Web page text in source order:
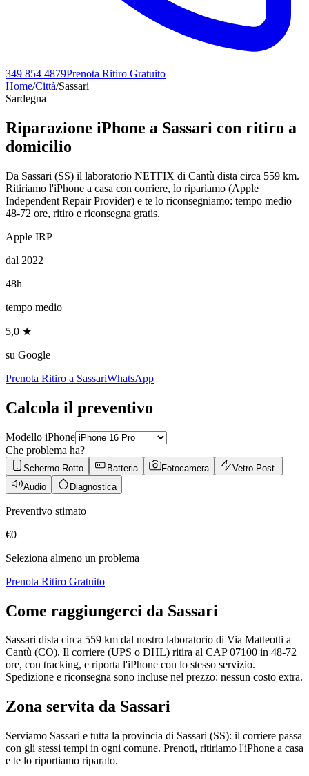
349 854 4879Prenota Ritiro Gratuito
Home/Città/Sassari
Sardegna
Riparazione iPhone a Sassari con ritiro a
domicilio
Da Sassari (SS) il laboratorio NETFIX di Cantù dista circa 559 km.
Ritiriamo l'iPhone a casa con corriere, lo ripariamo (Apple
Independent Repair Provider) e te lo riconsegniamo: tempo medio
48-72 ore, ritiro e riconsegna gratis.
Apple IRP
dal 2022
48h
tempo medio
5,0 ★
su Google
Prenota Ritiro a SassariWhatsApp
Calcola il preventivo
Modello iPhone
Che problema ha?
Schermo Rotto Batteria Fotocamera
Vetro Post.
Audio
Diagnostica
Preventivo stimato
€0
Seleziona almeno un problema
Prenota Ritiro Gratuito
Come raggiungerci da Sassari
Sassari dista circa 559 km dal nostro laboratorio di Via Matteotti a
Cantù (CO). Il corriere (UPS o DHL) ritira al CAP 07100 in 48-72
ore, con tracking, e riporta l'iPhone con lo stesso servizio.
Spedizione e riconsegna sono incluse nel prezzo: nessun costo extra.
Zona servita da Sassari
Serviamo Sassari e tutta la provincia di Sassari (SS): il corriere passa
con gli stessi tempi in ogni comune. Prenoti, ritiriamo l'iPhone a casa
e te lo riportiamo riparato.